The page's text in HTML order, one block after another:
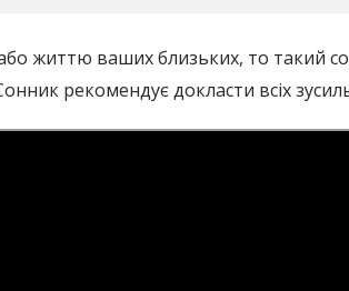
життю ваших близьких, то такий
рекомендує докласти всіх